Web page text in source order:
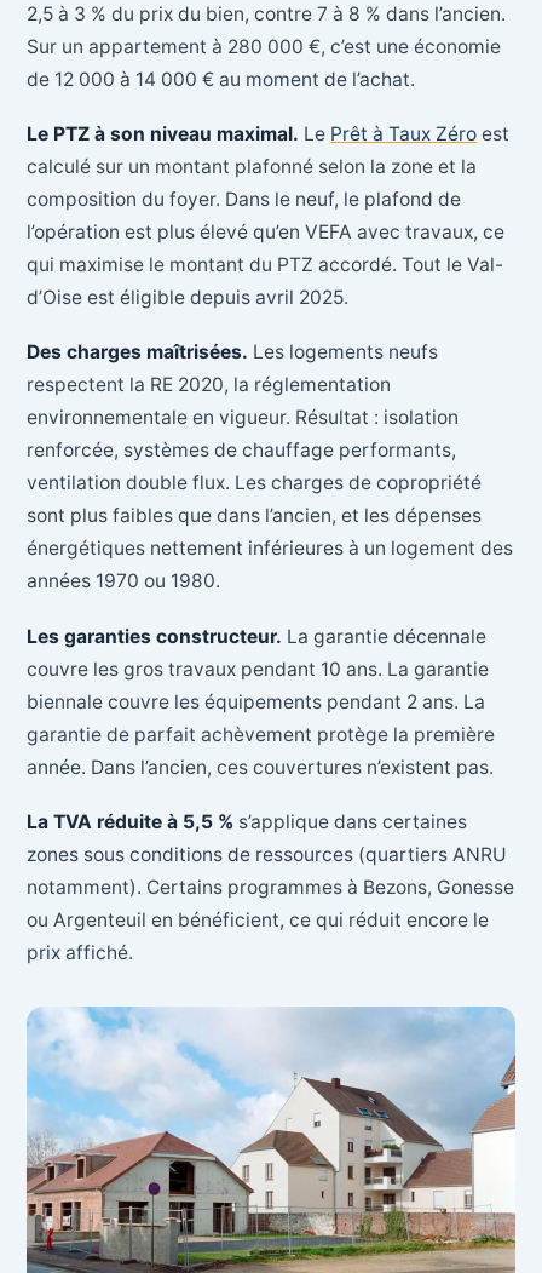
2,5 à 3 % du prix du bien, contre 7 à 8 % dans l’ancien.
Sur un appartement à 280 000 €, c’est une économie
de 12 000 à 14 000 € au moment de l’achat.
Le PTZ à son niveau maximal. Le Prêt à Taux Zéro est
calculé sur un montant plafonné selon la zone et la
composition du foyer. Dans le neuf, le plafond de
l’opération est plus élevé qu’en VEFA avec travaux, ce
qui maximise le montant du PTZ accordé. Tout le Val-
d’Oise est éligible depuis avril 2025.
Des charges maîtrisées. Les logements neufs
respectent la RE 2020, la réglementation
environnementale en vigueur. Résultat : isolation
renforcée, systèmes de chauffage performants,
ventilation double flux. Les charges de copropriété
sont plus faibles que dans l’ancien, et les dépenses
énergétiques nettement inférieures à un logement des
années 1970 ou 1980.
Les garanties constructeur. La garantie décennale
couvre les gros travaux pendant 10 ans. La garantie
biennale couvre les équipements pendant 2 ans. La
garantie de parfait achèvement protège la première
année. Dans l’ancien, ces couvertures n’existent pas.
La TVA réduite à 5,5 % s’applique dans certaines
zones sous conditions de ressources (quartiers ANRU
notamment). Certains programmes à Bezons, Gonesse
ou Argenteuil en bénéficient, ce qui réduit encore le
prix affiché.